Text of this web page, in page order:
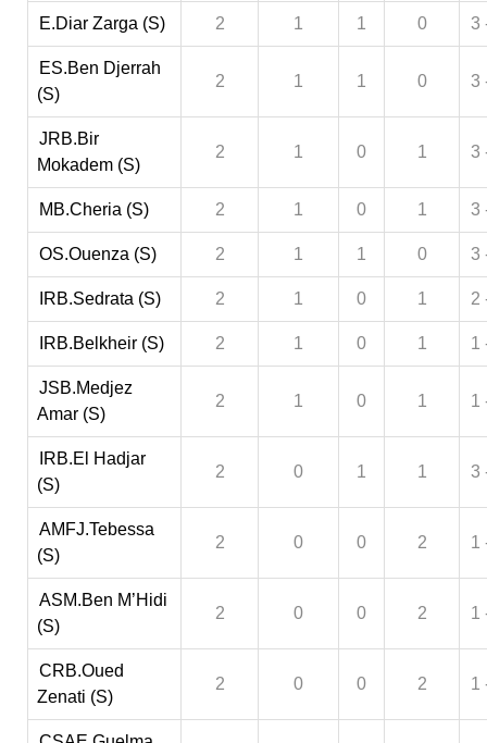
E.Diar Zarga (S) 2 1 1 0 3
ES.Ben Djerrah
(S)
2 1 1 0 3
JRB.Bir
Mokadem (S)
2 1 0 1 3
MB.Cheria (S) 2 1 0 1 3
OS.Ouenza (S) 2 1 1 0 3
IRB.Sedrata (S) 2 1 0 1 2
IRB.Belkheir (S) 2 1 0 1 1
JSB.Medjez
Amar (S)
2 1 0 1 1
IRB.El Hadjar
(S)
2 0 1 1 3
AMFJ.Tebessa
(S)
2 0 0 2 1
ASM.Ben M’Hidi
(S)
2 0 0 2 1
CRB.Oued
Zenati (S)
2 0 0 2 1